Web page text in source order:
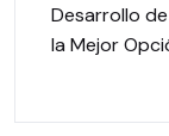
Desarrollo
la Mejor